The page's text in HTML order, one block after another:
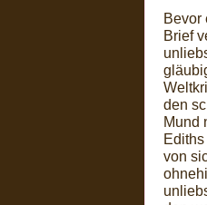
Bevor
Brief
den
Mund
von